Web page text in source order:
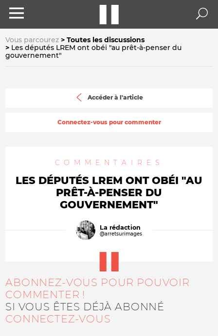
Vous parcourez
Toutes les discussions
Les députés LREM ont obéi "au prêt-à-penser du
gouvernement"
Accéder à l'article
Connectez-vous pour commenter
COMMENTAIRES
LES DÉPUTÉS LREM ONT OBÉI "AU
PRÊT-À-PENSER DU
GOUVERNEMENT"
La rédaction
@arretsurimages
ABONNEZ-VOUS POUR POUVOIR
COMMENTER !
SI VOUS ÊTES DÉJÀ ABONNÉ
CONNECTEZ-VOUS